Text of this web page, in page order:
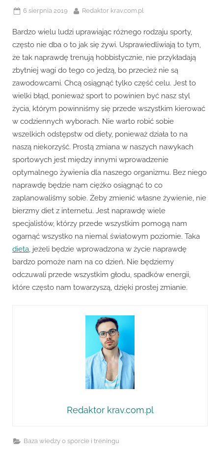
Posted
6 sierpnia 2019 By
Redaktor krav.com.pl
Bardzo wielu ludzi uprawiając różnego rodzaju sporty,
często nie dba o to jak się żywi. Usprawiedliwiają to tym,
że tak naprawdę trenują hobbistycznie, nie przykładają
zbytniej wagi do tego co jedzą, bo przecież nie są
zawodowcami. Chcą osiągnąć tylko część celu. Jest to
wielki błąd, ponieważ sport to powinien być nasz styl
życia, którym powinniśmy się przede wszystkim kierować
w codziennych wyborach. Nie warto robić sobie
wszelkich odstępstw od diety, ponieważ działa to na
naszą niekorzyść. Prostą zmiana w naszych nawykach
sportowych jest między innymi wprowadzenie
optymalnego żywienia dla naszego organizmu. Bez niego
naprawdę będzie nam ciężko osiągnąć to co
zaplanowaliśmy sobie. Żeby zmienić własne żywienie, nie
bierzmy diet z internetu. Jest naprawdę wiele
specjalistów, którzy przede wszystkim pomogą nam
ogarnąć wszystko na niemal światowym poziomie. Taka
dieta, jeżeli będzie wprowadzona w życie naprawdę
bardzo pomoże nam na co dzień. Nie będziemy
odczuwali przede wszystkim głodu, spadków energii,
które często nam towarzyszą, dzięki prostej zmianie.
Redaktor krav.com.pl
Baza wiedzy o sporcie i treningu